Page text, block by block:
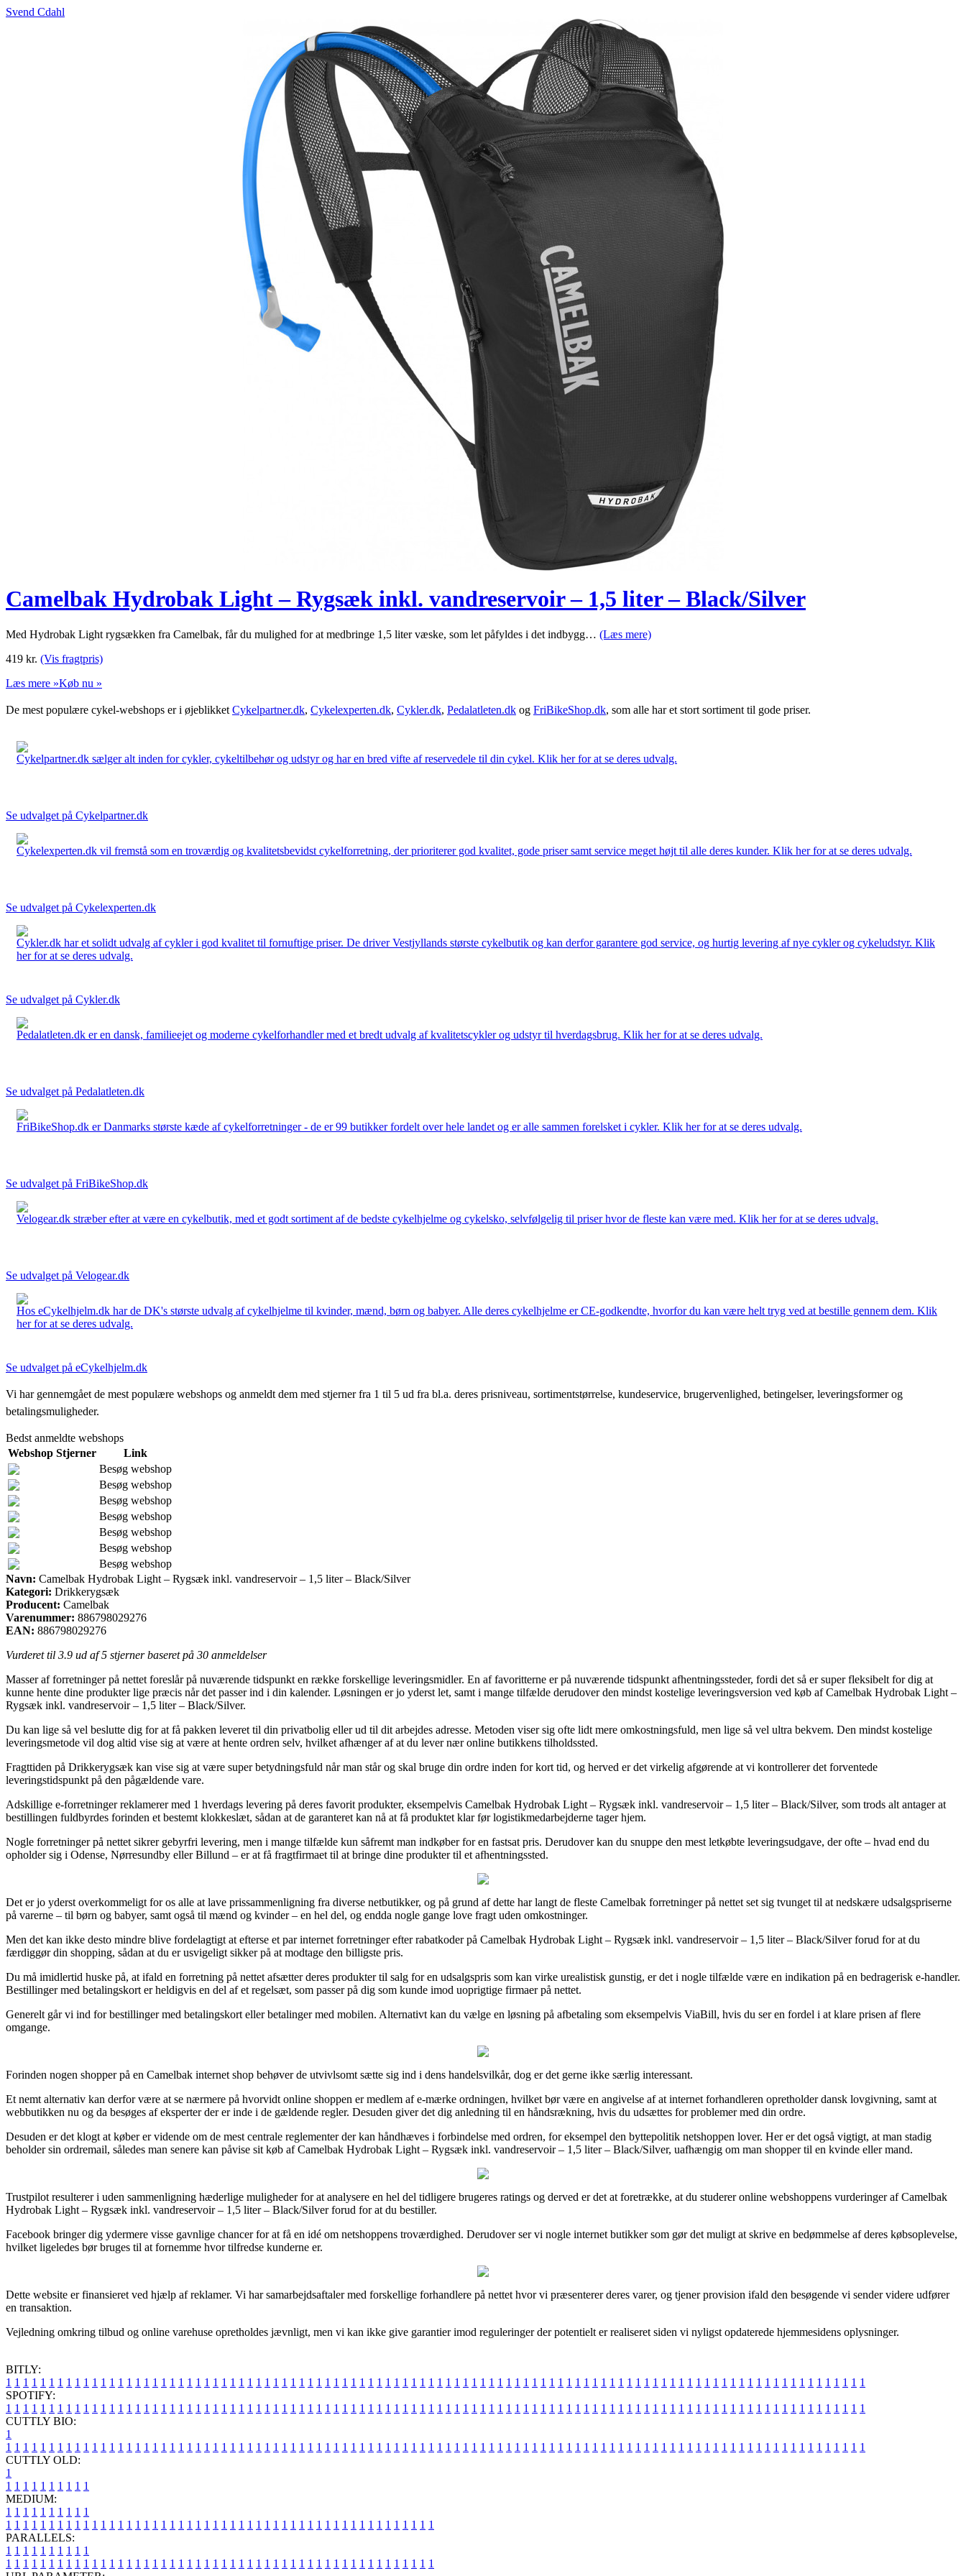
Svend Cdahl
Camelbak Hydrobak Light – Rygsæk inkl. vandreservoir – 1,5 liter – Black/Silver
Med Hydrobak Light rygsækken fra Camelbak, får du mulighed for at medbringe 1,5 liter væske, som let påfyldes i det indbygg… (Læs mere)
419 kr. (Vis fragtpris)
Læs mere »Køb nu »
De mest populære cykel-webshops er i øjeblikket Cykelpartner.dk, Cykelexperten.dk, Cykler.dk, Pedalatleten.dk og FriBikeShop.dk, som alle har et stort sortiment til gode priser.
Cykelpartner.dk sælger alt inden for cykler, cykeltilbehør og udstyr og har en bred vifte af reservedele til din cykel. Klik her for at se deres udvalg.
Se udvalget på Cykelpartner.dk
Cykelexperten.dk vil fremstå som en troværdig og kvalitetsbevidst cykelforretning, der prioriterer god kvalitet, gode priser samt service meget højt til alle deres kunder. Klik her for at se deres udvalg.
Se udvalget på Cykelexperten.dk
Cykler.dk har et solidt udvalg af cykler i god kvalitet til fornuftige priser. De driver Vestjyllands største cykelbutik og kan derfor garantere god service, og hurtig levering af nye cykler og cykeludstyr. Klik
her for at se deres udvalg.
Se udvalget på Cykler.dk
Pedalatleten.dk er en dansk, familieejet og moderne cykelforhandler med et bredt udvalg af kvalitetscykler og udstyr til hverdagsbrug. Klik her for at se deres udvalg.
Se udvalget på Pedalatleten.dk
FriBikeShop.dk er Danmarks største kæde af cykelforretninger - de er 99 butikker fordelt over hele landet og er alle sammen forelsket i cykler. Klik her for at se deres udvalg.
Se udvalget på FriBikeShop.dk
Velogear.dk stræber efter at være en cykelbutik, med et godt sortiment af de bedste cykelhjelme og cykelsko, selvfølgelig til priser hvor de fleste kan være med. Klik her for at se deres udvalg.
Se udvalget på Velogear.dk
Hos eCykelhjelm.dk har de DK's største udvalg af cykelhjelme til kvinder, mænd, børn og babyer. Alle deres cykelhjelme er CE-godkendte, hvorfor du kan være helt tryg ved at bestille gennem dem. Klik
her for at se deres udvalg.
Se udvalget på eCykelhjelm.dk
Vi har gennemgået de mest populære webshops og anmeldt dem med stjerner fra 1 til 5 ud fra bl.a. deres prisniveau, sortimentstørrelse, kundeservice, brugervenlighed, betingelser, leveringsformer og
betalingsmuligheder.
Bedst anmeldte webshops
Webshop Stjerner
Link
Besøg webshop
Besøg webshop
Besøg webshop
Besøg webshop
Besøg webshop
Besøg webshop
Besøg webshop
Navn: Camelbak Hydrobak Light – Rygsæk inkl. vandreservoir – 1,5 liter – Black/Silver
Kategori: Drikkerygsæk
Producent: Camelbak
Varenummer: 886798029276
EAN: 886798029276
Vurderet til 3.9 ud af 5 stjerner baseret på 30 anmeldelser
Masser af forretninger på nettet foreslår på nuværende tidspunkt en række forskellige leveringsmidler. En af favoritterne er på nuværende tidspunkt afhentningssteder, fordi det så er super fleksibelt for dig at
kunne hente dine produkter lige præcis når det passer ind i din kalender. Løsningen er jo yderst let, samt i mange tilfælde derudover den mindst kostelige leveringsversion ved køb af Camelbak Hydrobak Light –
Rygsæk inkl. vandreservoir – 1,5 liter – Black/Silver.
Du kan lige så vel beslutte dig for at få pakken leveret til din privatbolig eller ud til dit arbejdes adresse. Metoden viser sig ofte lidt mere omkostningsfuld, men lige så vel ultra bekvem. Den mindst kostelige
leveringsmetode vil dog altid vise sig at være at hente ordren selv, hvilket afhænger af at du lever nær online butikkens tilholdssted.
Fragttiden på Drikkerygsæk kan vise sig at være super betydningsfuld når man står og skal bruge din ordre inden for kort tid, og herved er det virkelig afgørende at vi kontrollerer det forventede
leveringstidspunkt på den pågældende vare.
Adskillige e-forretninger reklamerer med 1 hverdags levering på deres favorit produkter, eksempelvis Camelbak Hydrobak Light – Rygsæk inkl. vandreservoir – 1,5 liter – Black/Silver, som trods alt antager at
bestillingen fuldbyrdes forinden et bestemt klokkeslæt, sådan at de garanteret kan nå at få produktet klar før logistikmedarbejderne tager hjem.
Nogle forretninger på nettet sikrer gebyrfri levering, men i mange tilfælde kun såfremt man indkøber for en fastsat pris. Derudover kan du snuppe den mest letkøbte leveringsudgave, der ofte – hvad end du
opholder sig i Odense, Nørresundby eller Billund – er at få fragtfirmaet til at bringe dine produkter til et afhentningssted.
Det er jo yderst overkommeligt for os alle at lave prissammenligning fra diverse netbutikker, og på grund af dette har langt de fleste Camelbak forretninger på nettet set sig tvunget til at nedskære udsalgspriserne
på varerne – til børn og babyer, samt også til mænd og kvinder – en hel del, og endda nogle gange love fragt uden omkostninger.
Men det kan ikke desto mindre blive fordelagtigt at efterse et par internet forretninger efter rabatkoder på Camelbak Hydrobak Light – Rygsæk inkl. vandreservoir – 1,5 liter – Black/Silver forud for at du
færdiggør din shopping, sådan at du er usvigeligt sikker på at modtage den billigste pris.
Du må imidlertid huske på, at ifald en forretning på nettet afsætter deres produkter til salg for en udsalgspris som kan virke urealistisk gunstig, er det i nogle tilfælde være en indikation på en bedragerisk e-handler.
Bestillinger med betalingskort er heldigvis en del af et regelsæt, som passer på dig som kunde imod uoprigtige firmaer på nettet.
Generelt går vi ind for bestillinger med betalingskort eller betalinger med mobilen. Alternativt kan du vælge en løsning på afbetaling som eksempelvis ViaBill, hvis du ser en fordel i at klare prisen af flere
omgange.
Forinden nogen shopper på en Camelbak internet shop behøver de utvivlsomt sætte sig ind i dens handelsvilkår, dog er det gerne ikke særlig interessant.
Et nemt alternativ kan derfor være at se nærmere på hvorvidt online shoppen er medlem af e-mærke ordningen, hvilket bør være en angivelse af at internet forhandleren opretholder dansk lovgivning, samt at
webbutikken nu og da besøges af eksperter der er inde i de gældende regler. Desuden giver det dig anledning til en håndsrækning, hvis du udsættes for problemer med din ordre.
Desuden er det klogt at køber er vidende om de mest centrale reglementer der kan håndhæves i forbindelse med ordren, for eksempel den byttepolitik netshoppen lover. Her er det også vigtigt, at man stadig
beholder sin ordremail, således man senere kan påvise sit køb af Camelbak Hydrobak Light – Rygsæk inkl. vandreservoir – 1,5 liter – Black/Silver, uafhængig om man shopper til en kvinde eller mand.
Trustpilot resulterer i uden sammenligning hæderlige muligheder for at analysere en hel del tidligere brugeres ratings og derved er det at foretrække, at du studerer online webshoppens vurderinger af Camelbak
Hydrobak Light – Rygsæk inkl. vandreservoir – 1,5 liter – Black/Silver forud for at du bestiller.
Facebook bringer dig ydermere visse gavnlige chancer for at få en idé om netshoppens troværdighed. Derudover ser vi nogle internet butikker som gør det muligt at skrive en bedømmelse af deres købsoplevelse,
hvilket ligeledes bør bruges til at fornemme hvor tilfredse kunderne er.
Dette website er finansieret ved hjælp af reklamer. Vi har samarbejdsaftaler med forskellige forhandlere på nettet hvor vi præsenterer deres varer, og tjener provision ifald den besøgende vi sender videre udfører
en transaktion.
Vejledning omkring tilbud og online varehuse opretholdes jævnligt, men vi kan ikke give garantier imod reguleringer der potentielt er realiseret siden vi nyligst opdaterede hjemmesidens oplysninger.
BITLY:
1 1 1 1 1 1 1 1 1 1 1 1 1 1 1 1 1 1 1 1 1 1 1 1 1 1 1 1 1 1 1 1 1 1 1 1 1 1 1 1 1 1 1 1 1 1 1 1 1 1 1 1 1 1 1 1 1 1 1 1 1 1 1 1 1 1 1 1 1 1 1 1 1 1 1 1 1 1 1 1 1 1 1 1 1 1 1 1 1 1 1 1 1 1 1 1 1 1 1 1
SPOTIFY:
1 1 1 1 1 1 1 1 1 1 1 1 1 1 1 1 1 1 1 1 1 1 1 1 1 1 1 1 1 1 1 1 1 1 1 1 1 1 1 1 1 1 1 1 1 1 1 1 1 1 1 1 1 1 1 1 1 1 1 1 1 1 1 1 1 1 1 1 1 1 1 1 1 1 1 1 1 1 1 1 1 1 1 1 1 1 1 1 1 1 1 1 1 1 1 1 1 1 1 1
CUTTLY BIO:
1
1 1 1 1 1 1 1 1 1 1 1 1 1 1 1 1 1 1 1 1 1 1 1 1 1 1 1 1 1 1 1 1 1 1 1 1 1 1 1 1 1 1 1 1 1 1 1 1 1 1 1 1 1 1 1 1 1 1 1 1 1 1 1 1 1 1 1 1 1 1 1 1 1 1 1 1 1 1 1 1 1 1 1 1 1 1 1 1 1 1 1 1 1 1 1 1 1 1 1 1
CUTTLY OLD:
1
1 1 1 1 1 1 1 1 1 1
MEDIUM:
1 1 1 1 1 1 1 1 1 1
1 1 1 1 1 1 1 1 1 1 1 1 1 1 1 1 1 1 1 1 1 1 1 1 1 1 1 1 1 1 1 1 1 1 1 1 1 1 1 1 1 1 1 1 1 1 1 1 1 1
PARALLELS:
1 1 1 1 1 1 1 1 1 1
1 1 1 1 1 1 1 1 1 1 1 1 1 1 1 1 1 1 1 1 1 1 1 1 1 1 1 1 1 1 1 1 1 1 1 1 1 1 1 1 1 1 1 1 1 1 1 1 1 1